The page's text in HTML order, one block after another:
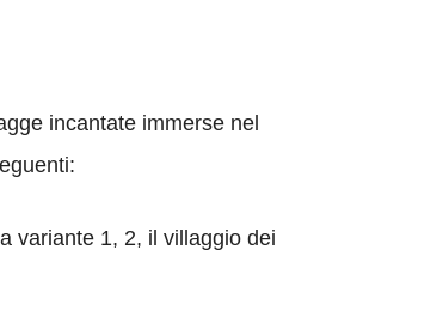
incantate immerse nel
variante 1, 2, il villaggio dei